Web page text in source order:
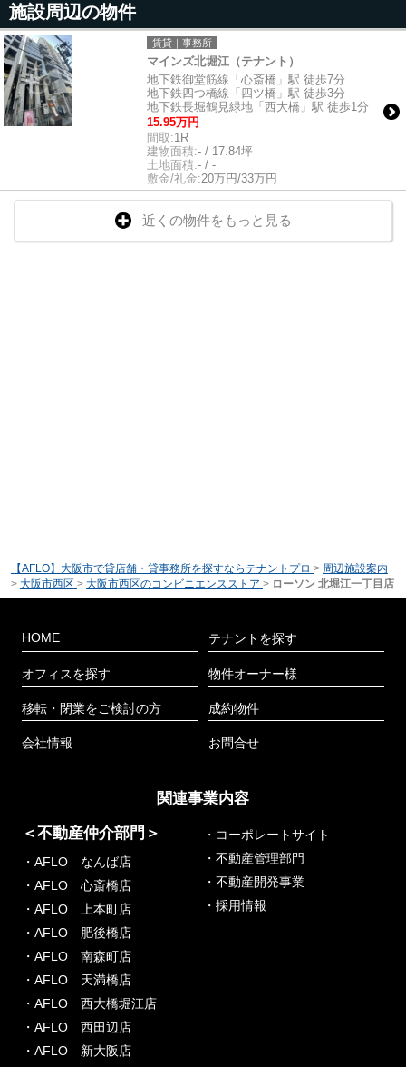
施設周辺の物件
賃貸｜事務所
マインズ北堀江（テナント）
地下鉄御堂筋線「心斎橋」駅 徒歩7分
地下鉄四つ橋線「四ツ橋」駅 徒歩3分
地下鉄長堀鶴見緑地「西大橋」駅 徒歩1分
15.95万円
間取:1R
建物面積:- / 17.84坪
土地面積:- / -
敷金/礼金:20万円/33万円
近くの物件をもっと見る
【AFLO】大阪市で貸店舗・貸事務所を探すならテナントプロ > 周辺施設案内
> 大阪市西区 > 大阪市西区のコンビニエンスストア > ローソン 北堀江一丁目店
HOME
オフィスを探す
移転・閉業をご検討の方
会社情報
テナントを探す
物件オーナー様
成約物件
お問合せ
関連事業内容
＜不動産仲介部門＞
・AFLO なんば店
・AFLO 心斎橋店
・AFLO 上本町店
・AFLO 肥後橋店
・AFLO 南森町店
・AFLO 天満橋店
・AFLO 西大橋堀江店
・AFLO 西田辺店
・AFLO 新大阪店
・コーポレートサイト
・不動産管理部門
・不動産開発事業
・採用情報